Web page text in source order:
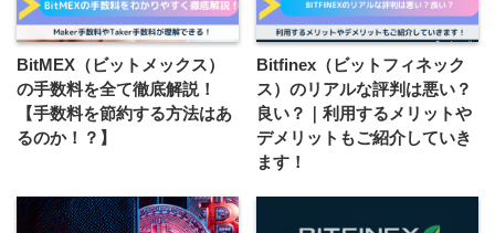
BitMEX（ビットメックス）
の手数料を全て徹底解説！
【手数料を節約する方法はあ
るのか！？】
Bitfinex（ビットフィネック
ス）のリアルな評判は悪い？
良い？｜利用するメリットや
デメリットもご紹介していき
ます！